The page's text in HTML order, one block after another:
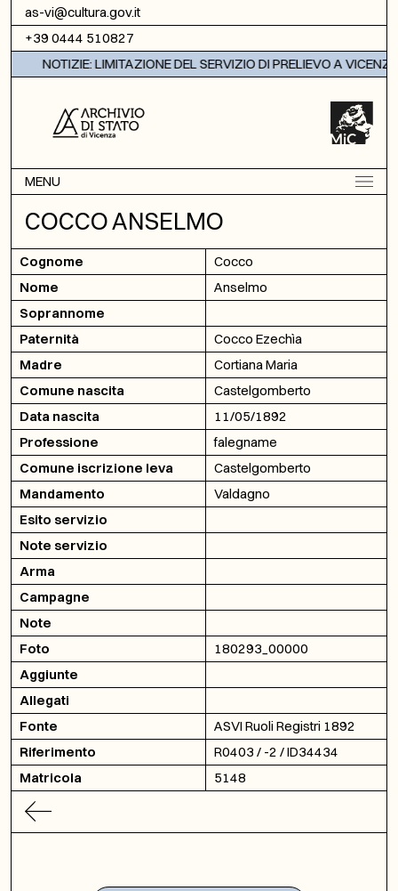
Vai al contenuto
as-vi@cultura.gov.it
+39 0444 510827
NOTIZIE: LIMITAZIONE DEL SERVIZIO DI PRELIEVO A VICENZA
MENU
COCCO ANSELMO
Cognome
Cocco
Nome
Anselmo
Soprannome
Paternità
Cocco Ezechìa
Madre
Cortiana Maria
Comune nascita
Castelgomberto
Data nascita
11/05/1892
Professione
falegname
Comune iscrizione leva
Castelgomberto
Mandamento
Valdagno
Esito servizio
Note servizio
Arma
Campagne
Note
Foto
180293_00000
Aggiunte
Allegati
Fonte
ASVI Ruoli Registri 1892
Riferimento
R0403 / -2 / ID34434
Matricola
5148